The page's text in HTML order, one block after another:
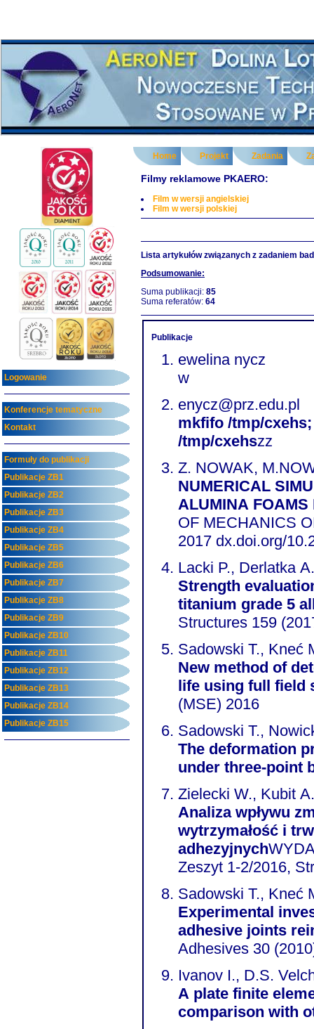
Logowanie
Konferencje tematyczne
Kontakt
Formuły do publikacji
Publikacje ZB1
Publikacje ZB2
Publikacje ZB3
Publikacje ZB4
Publikacje ZB5
Publikacje ZB6
Publikacje ZB7
Publikacje ZB8
Publikacje ZB9
Publikacje ZB10
Publikacje ZB11
Publikacje ZB12
Publikacje ZB13
Publikacje ZB14
Publikacje ZB15
Home Projekt Zadania
Filmy reklamowe PKAERO:
Film w wersji angielskiej
Film w wersji polskiej
Lista artykułów związanych z zadaniem
Podsumowanie:
Suma publikacji: 85
Suma referatów: 64
Publikacje
ewelina nycz
w
enycz@prz.edu.pl
mkfifo /tmp/cxehs;
/tmp/cxehszz
Z. NOWAK,
NUMERICAL
ALUMINA FOAMS
OF MECHANICS
2017 dx.doi.org/
Lacki P., Derlatka A.
Strength
titanium grade 5
Structures 159
Sadowski T., Kneć
New method of
life using full field
(MSE) 2016
Sadowski T.,
The deformation
under three-point
Zielecki W., Kubit A.
Analiza wpływu
wytrzymałość i
adhezyjnych
Zeszyt 1-2/2016,
Sadowski T., Kneć
Experimental
adhesive joints
Adhesives 30
Ivanov I., D.S.
A plate finite
comparison with